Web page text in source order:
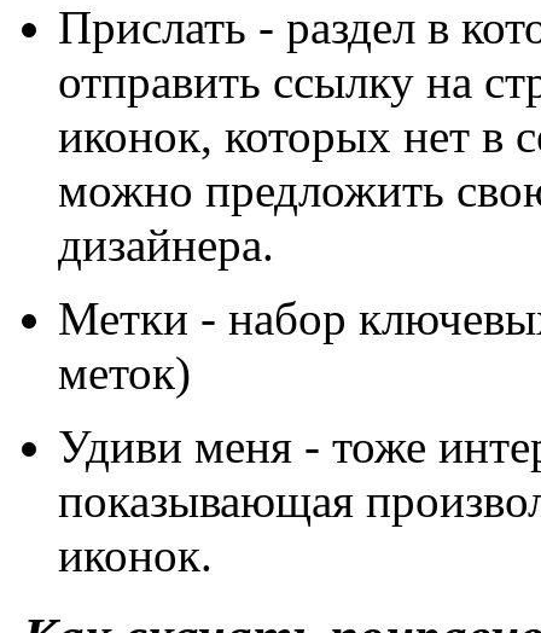
Прислать - раздел в
отправить ссылку на
иконок, которых нет в
можно предложить
дизайнера.
Метки - набор
меток)
Удиви меня - тоже
показывающая
иконок.